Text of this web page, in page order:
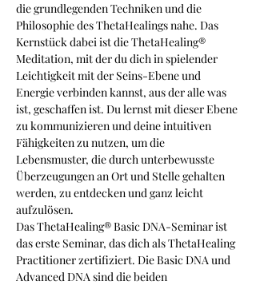
die grundlegenden Techniken und die
Philosophie des ThetaHealings nahe. Das
Kernstück dabei ist die ThetaHealing®
Meditation, mit der du dich in spielender
Leichtigkeit mit der Seins-Ebene und
Energie verbinden kannst, aus der alle was
ist, geschaffen ist. Du lernst mit dieser Ebene
zu kommunizieren und deine intuitiven
Fähigkeiten zu nutzen, um die
Lebensmuster, die durch unterbewusste
Überzeugungen an Ort und Stelle gehalten
werden, zu entdecken und ganz leicht
aufzulösen.
Das ThetaHealing® Basic DNA-Seminar ist
das erste Seminar, das dich als ThetaHealing
Practitioner zertifiziert. Die Basic DNA und
Advanced DNA sind die beiden